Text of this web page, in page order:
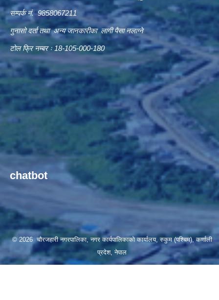
सम्पर्क नं. 9858067211
गुनासो दर्ता तथा अन्य जानकारीका लागी पैसा नलाग्ने
टोल फ्रि नम्बर ः 18-105-000-180
chatbot
© 2026 चौरजहारी नगरपालिका, नगर कार्यपालिकाको कार्यालय, रुकुम (पश्चिम), कर्णाली
प्रदेश, नेपाल